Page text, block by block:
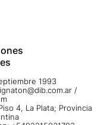
1993
/
4, La Plata; Provincia